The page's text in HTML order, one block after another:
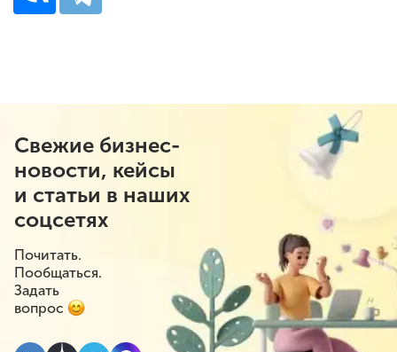
Свежие бизнес-
новости, кейсы
и статьи в наших
соцсетях
Почитать.
Пообщаться.
Задать
вопрос